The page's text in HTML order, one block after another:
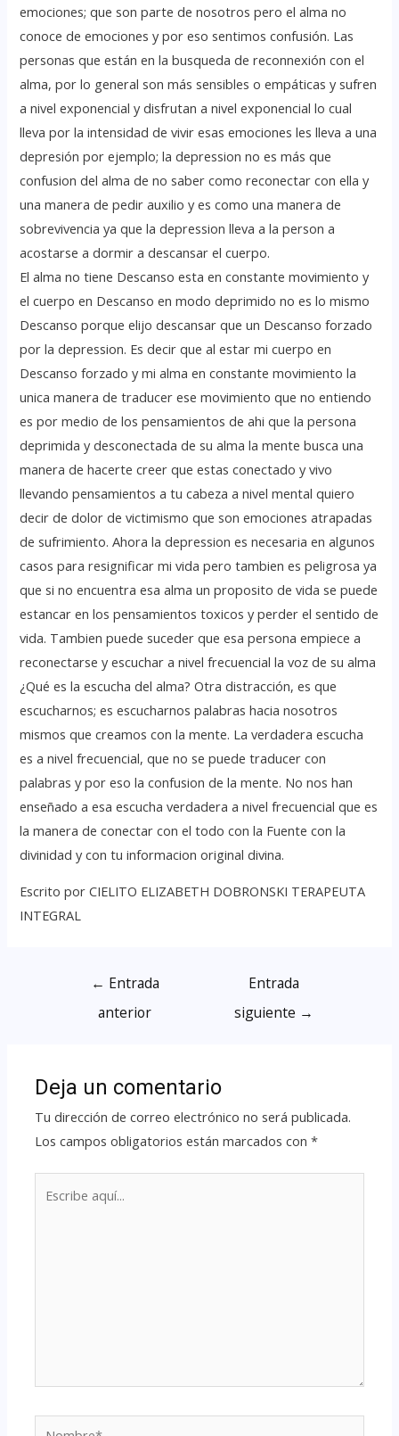
emociones; que son parte de nosotros pero el alma no
conoce de emociones y por eso sentimos confusión. Las
personas que están en la busqueda de reconnexión con el
alma, por lo general son más sensibles o empáticas y sufren
a nivel exponencial y disfrutan a nivel exponencial lo cual
lleva por la intensidad de vivir esas emociones les lleva a una
depresión por ejemplo; la depression no es más que
confusion del alma de no saber como reconectar con ella y
una manera de pedir auxilio y es como una manera de
sobrevivencia ya que la depression lleva a la person a
acostarse a dormir a descansar el cuerpo.
El alma no tiene Descanso esta en constante movimiento y
el cuerpo en Descanso en modo deprimido no es lo mismo
Descanso porque elijo descansar que un Descanso forzado
por la depression. Es decir que al estar mi cuerpo en
Descanso forzado y mi alma en constante movimiento la
unica manera de traducer ese movimiento que no entiendo
es por medio de los pensamientos de ahi que la persona
deprimida y desconectada de su alma la mente busca una
manera de hacerte creer que estas conectado y vivo
llevando pensamientos a tu cabeza a nivel mental quiero
decir de dolor de victimismo que son emociones atrapadas
de sufrimiento. Ahora la depression es necesaria en algunos
casos para resignificar mi vida pero tambien es peligrosa ya
que si no encuentra esa alma un proposito de vida se puede
estancar en los pensamientos toxicos y perder el sentido de
vida. Tambien puede suceder que esa persona empiece a
reconectarse y escuchar a nivel frecuencial la voz de su alma
¿Qué es la escucha del alma? Otra distracción, es que
escucharnos; es escucharnos palabras hacia nosotros
mismos que creamos con la mente. La verdadera escucha
es a nivel frecuencial, que no se puede traducer con
palabras y por eso la confusion de la mente. No nos han
enseñado a esa escucha verdadera a nivel frecuencial que es
la manera de conectar con el todo con la Fuente con la
divinidad y con tu informacion original divina.
Escrito por CIELITO ELIZABETH DOBRONSKI TERAPEUTA
INTEGRAL
← Entrada
anterior
Entrada
siguiente →
Deja un comentario
Tu dirección de correo electrónico no será publicada.
Los campos obligatorios están marcados con*